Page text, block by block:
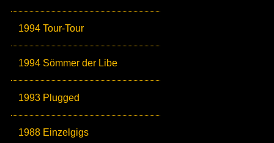
1994 Tour-Tour
1994 Sömmer der Libe
1993 Plugged
1988 Einzelgigs